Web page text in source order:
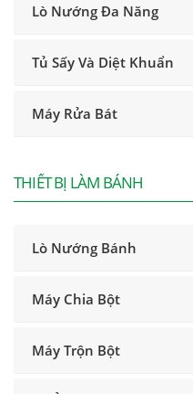
Lò Nướng Đa Năng
Tủ Sấy Và Diệt Khuẩn
Máy Rửa Bát
THIẾT BỊ LÀM BÁNH
Lò Nướng Bánh
Máy Chia Bột
Máy Trộn Bột